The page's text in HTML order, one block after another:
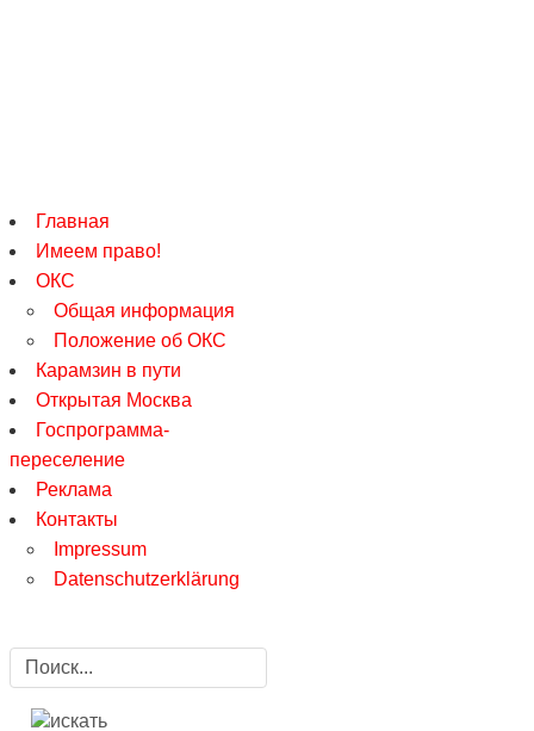
Главная
Имеем право!
ОКС
Общая информация
Положение об ОКС
Карамзин в пути
Открытая Москва
Госпрограмма-
переселение
Реклама
Контакты
Impressum
Datenschutzerklärung